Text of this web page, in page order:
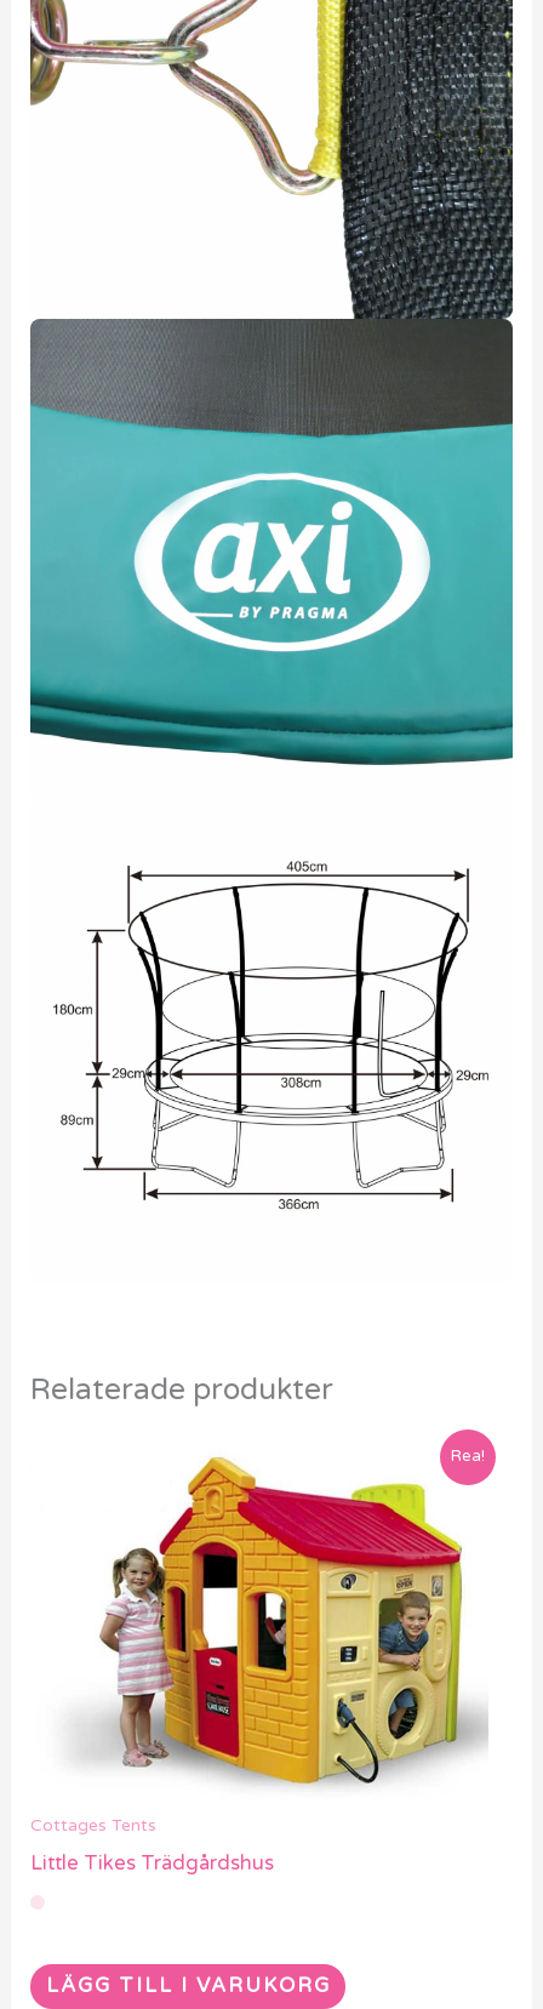
Relaterade produkter
Rea!
Cottages Tents
Little Tikes Trädgårdshus
LÄGG TILL I VARUKORG